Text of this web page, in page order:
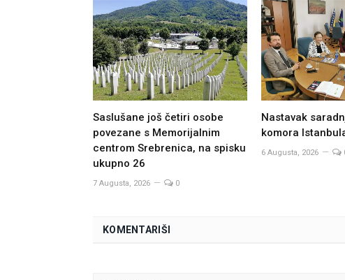
Saslušane još četiri osobe
povezane s Memorijalnim
centrom Srebrenica, na spisku
ukupno 26
7 Augusta, 2026 0
Nastavak
komora
6 Augusta, 2026
KOMENTARIŠI